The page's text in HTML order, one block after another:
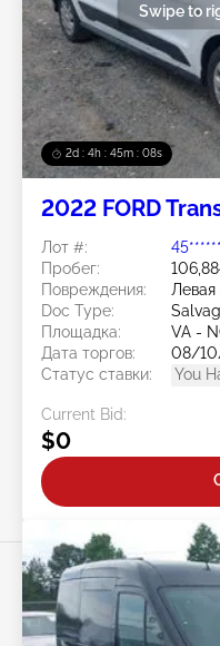
2d : 4h : 45m : 05s
Swipe to
2022 FORD
Лот #:
45******
Пробег:
Повреждения:
Doc Type:
Площадка:
VA -
Дата торгов:
08/
Статус ставки:
You
Current Bid:
$0